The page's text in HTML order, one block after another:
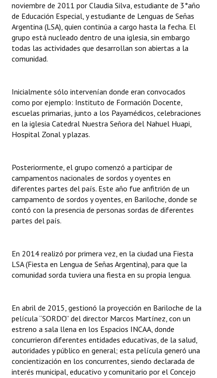
Registros y Distinciones
Datos Históricos
Premio al Mérito - Registro
Mujeres que Dejaron Huellas - Registro
Periodistas Decanos - Registro
Ciudadano Ilustre - Registro
Huéspedes de Honor - Registro
Antiguos Pobladores - Registro
Reconocimientos - Registro
Entrega de distinciones
REFORMA DE LA CARTA ORGÁNICA
noviembre de 2011 por Claudia Silva, estudiante de 3°año
de Educación Especial, y estudiante de Lenguas de Señas
Argentina (LSA), quien continúa a cargo hasta la fecha. El
grupo está nucleado dentro de una iglesia, sin embargo
todas las actividades que desarrollan son abiertas a la
comunidad.
Inicialmente sólo intervenían donde eran convocados
como por ejemplo: Instituto de Formación Docente,
escuelas primarias, junto a los Payamédicos, celebraciones
en la iglesia Catedral Nuestra Señora del Nahuel Huapi,
Hospital Zonal y plazas.
Posteriormente, el grupo comenzó a participar de
campamentos nacionales de sordos y oyentes en
diferentes partes del país. Este año fue anfitrión de un
campamento de sordos y oyentes, en Bariloche, donde se
contó con la presencia de personas sordas de diferentes
partes del país.
En 2014 realizó por primera vez, en la ciudad una Fiesta
LSA (Fiesta en Lengua de Señas Argentina), para que la
comunidad sorda tuviera una fiesta en su propia lengua.
En abril de 2015, gestionó la proyección en Bariloche de la
película “SORDO” del director Marcos Martínez, con un
estreno a sala llena en los Espacios INCAA, donde
concurrieron diferentes entidades educativas, de la salud,
autoridades y público en general; esta película generó una
concientización en los concurrentes, siendo declarada de
interés municipal, educativo y comunitario por el Concejo